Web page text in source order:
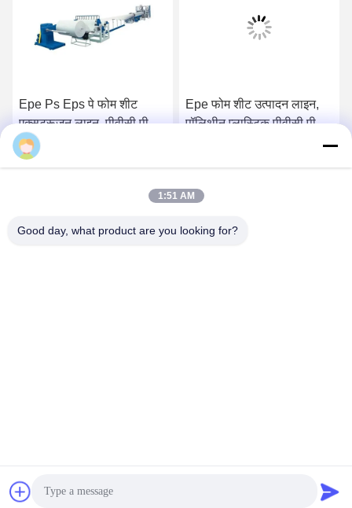
Epe Ps Eps पे फोम शीट
एक्सट्रूज़न लाइन, पीवीसी पीपी
शीट विनिर्माण मशीन
Epe फोम शीट उत्पादन लाइन,
पॉलिथीन प्लास्टिक पीवीसी पीपी
चीन अच्छी गुणवत्ता प्लास्टिक बाहर निकालना मशीन आपूर्तिकर्ता. कॉपीराइट © 2018-2026
YAOAN PLASTIC MACHINERY CO.,LTD . सर्वाधिकार सुरक्षित।
1:51 AM
Good day, what product are you looking for?